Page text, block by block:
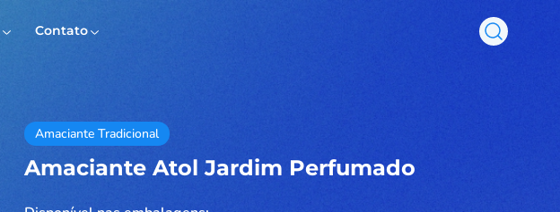
Contato
Amaciante Tradicional
Amaciante Atol Jardim Perfumado